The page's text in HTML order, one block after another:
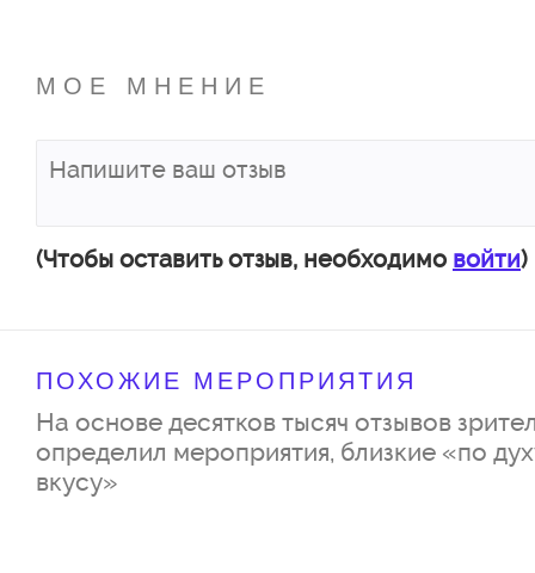
МОЕ МНЕНИЕ
(Чтобы оставить отзыв, необходимо войти)
ПОХОЖИЕ МЕРОПРИЯТИЯ
На основе десятков тысяч отзывов
определил мероприятия, близкие «по
вкусу»